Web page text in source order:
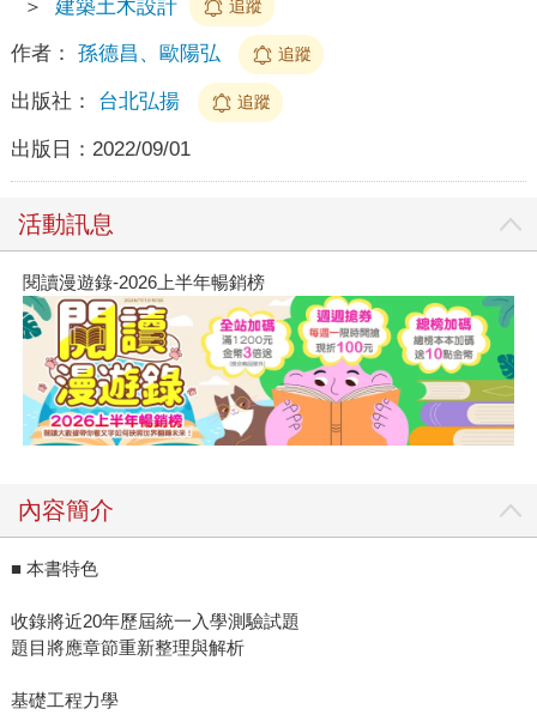
＞
建築土木設計 追蹤
作者： 孫德昌、歐陽弘 追蹤
出版社： 台北弘揚 追蹤
出版日： 2022/09/01
活動訊息
閱讀漫遊錄-2026上半年暢銷榜
內容簡介
■ 本書特色
收錄將近20年歷屆統一入學測驗試題
題目將應章節重新整理與解析
基礎工程力學